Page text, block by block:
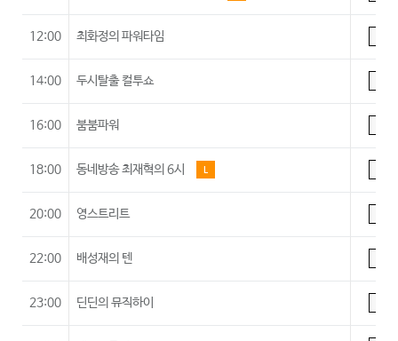
12:00 최화정의 파워타임
14:00 두시탈출 컬투쇼
16:00 붐붐파워
18:00 동네방송 최재혁의 6시 L
20:00 영스트리트
22:00 배성재의 텐
23:00 딘딘의 뮤직하이